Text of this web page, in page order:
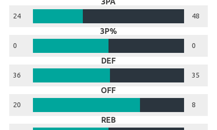
24 48
3P%
0 0
DEF
36 35
OFF
20 8
REB